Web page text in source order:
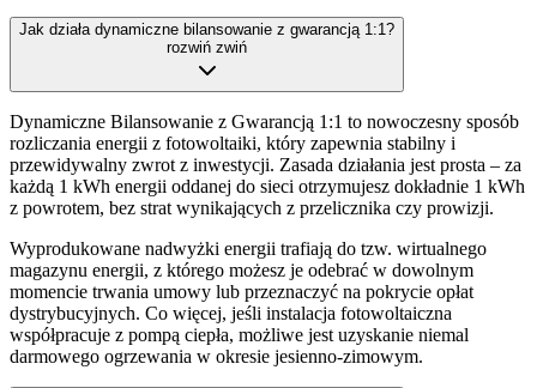
Jak działa dynamiczne bilansowanie z gwarancją 1:1?
rozwiń zwiń
Dynamiczne Bilansowanie z Gwarancją 1:1 to nowoczesny sposób
rozliczania energii z fotowoltaiki, który zapewnia stabilny i
przewidywalny zwrot z inwestycji. Zasada działania jest prosta – za
każdą 1 kWh energii oddanej do sieci otrzymujesz dokładnie 1 kWh
z powrotem, bez strat wynikających z przelicznika czy prowizji.
Wyprodukowane nadwyżki energii trafiają do tzw. wirtualnego
magazynu energii, z którego możesz je odebrać w dowolnym
momencie trwania umowy lub przeznaczyć na pokrycie opłat
dystrybucyjnych. Co więcej, jeśli instalacja fotowoltaiczna
współpracuje z pompą ciepła, możliwe jest uzyskanie niemal
darmowego ogrzewania w okresie jesienno-zimowym.